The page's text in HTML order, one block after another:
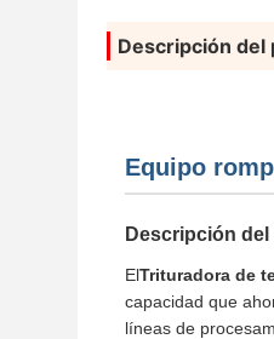
Descripción del
Equipo
Descripción
ElTrituradora de
capacidad que
líneas de